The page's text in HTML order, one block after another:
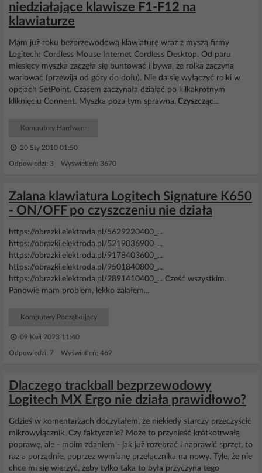
niedziałające klawisze F1-F12 na
klawiaturze
Mam już roku bezprzewodową klawiaturę wraz z myszą firmy
Logitech: Cordless Mouse Internet Cordless Desktop. Od paru
miesięcy myszka zaczęła się buntować i bywa, że rolka zaczyna
wariować (przewija od góry do dołu). Nie da się wyłączyć rolki w
opcjach SetPoint. Czasem zaczynała działać po kilkakrotnym
kliknięciu Connent. Myszka poza tym sprawna. Czyszcząc...
Komputery Hardware
20 Sty 2010 01:50
Odpowiedzi: 3 Wyświetleń: 3670
Zalana klawiatura Logitech Signature K650
- ON/OFF po czyszczeniu nie działa
https://obrazki.elektroda.pl/5629220400_...
https://obrazki.elektroda.pl/5219036900_...
https://obrazki.elektroda.pl/9178403600_...
https://obrazki.elektroda.pl/9501840800_...
https://obrazki.elektroda.pl/2891410400_... Cześć wszystkim.
Panowie mam problem, lekko zalałem...
Komputery Początkujący
09 Kwi 2023 11:40
Odpowiedzi: 7 Wyświetleń: 462
Dlaczego trackball bezprzewodowy
Logitech MX Ergo nie działa prawidłowo?
Gdzieś w komentarzach doczytałem, że niekiedy starczy przeczyścić
mikrowyłącznik. Czy faktycznie? Może to przynieść krótkotrwałą
poprawę, ale - moim zdaniem - jak już rozebrać i naprawić sprzęt, to
raz a porządnie, poprzez wymianę przełącznika na nowy. Tyle, że nie
chce mi się wierzyć, żeby tylko taka to była przyczyna tego